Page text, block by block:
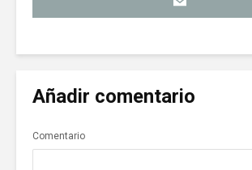
Añadir comentario
Comentario